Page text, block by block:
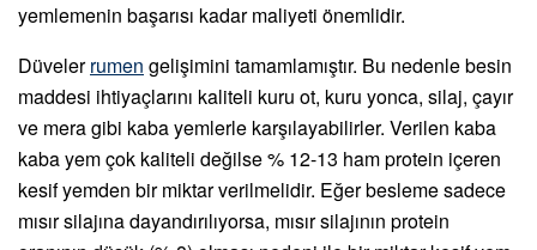
yemlemenin başarısı kadar maliyeti önemlidir.
Düvelerrumen gelişimini tamamlamıştır. Bu nedenle besin
maddesi ihtiyaçlarını kaliteli kuru ot, kuru yonca, silaj, çayır
ve mera gibi kaba yemlerle karşılayabilirler. Verilen kaba
kaba yem çok kaliteli değilse % 12-13 ham protein içeren
kesif yemden bir miktar verilmelidir. Eğer besleme sadece
mısır silajına dayandırılıyorsa, mısır silajının protein